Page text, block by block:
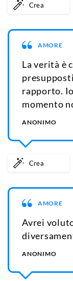
Crea
AMORE
La verità è
rapporto.
momento
ANONIMO
Crea
AMORE
Avrei
ANONIMO